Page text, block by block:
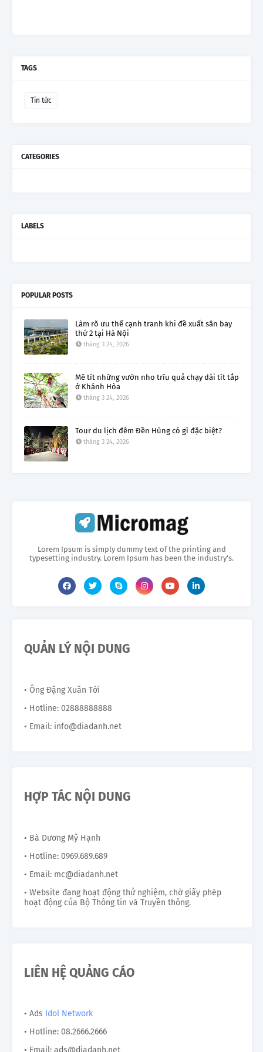
TAGS
Tin tức
CATEGORIES
LABELS
POPULAR POSTS
Làm rõ ưu thế cạnh tranh khi đề xuất sân bay
thứ 2 tại Hà Nội
tháng 3 24, 2026
Mê tít những vườn nho trĩu quả chạy dài tít tắp
ở Khánh Hòa
tháng 3 24, 2026
Tour du lịch đêm Đền Hùng có gì đặc biệt?
tháng 3 24, 2026
Lorem Ipsum is simply dummy text of the printing and
typesetting industry. Lorem Ipsum has been the industry's.
QUẢN LÝ NỘI DUNG
• Ông Đặng Xuân Tới
• Hotline: 02888888888
• Email: info@diadanh.net
HỢP TÁC NỘI DUNG
• Bà Dương Mỹ Hạnh
• Hotline: 0969.689.689
• Email: mc@diadanh.net
• Website đang hoạt động thử nghiệm, chờ giấy phép
hoạt động của Bộ Thông tin và Truyền thông.
LIÊN HỆ QUẢNG CÁO
• Ads Idol Network
• Hotline: 08.2666.2666